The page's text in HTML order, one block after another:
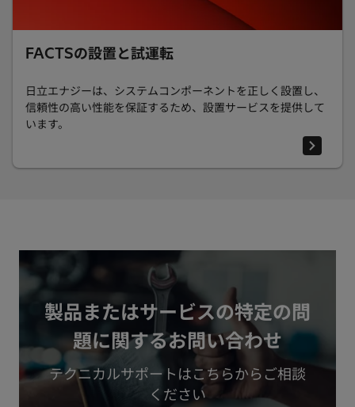
FACTSの設置と試運転
日立エナジーは、システムコンポーネントを正しく設置し、
信頼性の高い性能を保証するため、設置サービスを提供して
います。
製品またはサービスの特定の問
題に関するお問い合わせ
テクニカルサポートはこちらからご相談
ください